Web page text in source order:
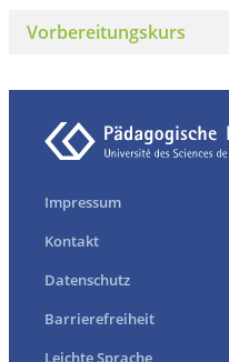
Vorbereitungskurs
Impressum
Kontakt
Datenschutz
Barrierefreiheit
Leichte Sprache